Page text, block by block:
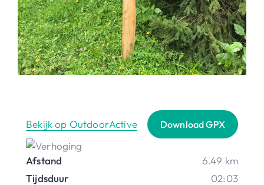
Bekijk op OutdoorActive Download GPX
Afstand
6.49 km
Tijdsduur
02:03